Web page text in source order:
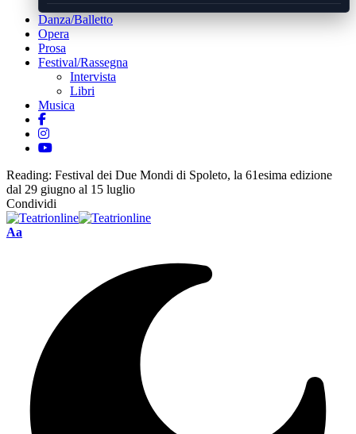
Danza/Balletto
Opera
Prosa
Festival/Rassegna
Intervista
Libri
Musica
Reading: Festival dei Due Mondi di Spoleto, la 61esima edizione
dal 29 giugno al 15 luglio
Condividi
Font
Aa